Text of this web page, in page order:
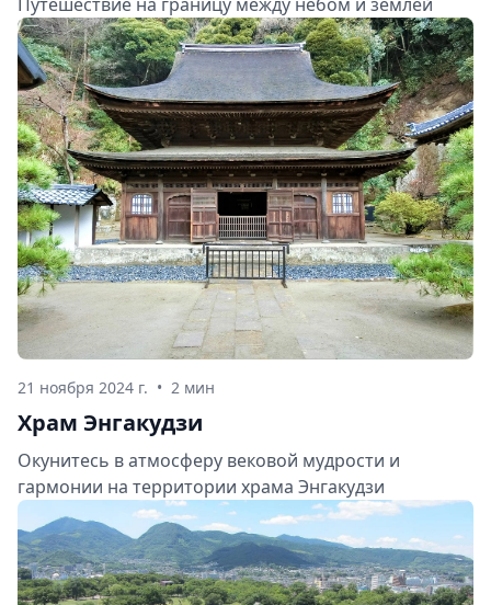
21 ноября 2024 г. • 2 мин
Храм Энгакудзи
Окунитесь в атмосферу вековой мудрости и
гармонии на территории храма Энгакудзи